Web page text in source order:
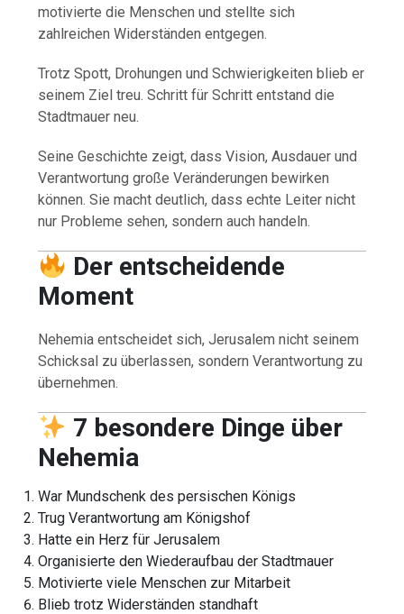
motivierte die Menschen und stellte sich
zahlreichen Widerständen entgegen.
Trotz Spott, Drohungen und Schwierigkeiten blieb er
seinem Ziel treu. Schritt für Schritt entstand die
Stadtmauer neu.
Seine Geschichte zeigt, dass Vision, Ausdauer und
Verantwortung große Veränderungen bewirken
können. Sie macht deutlich, dass echte Leiter nicht
nur Probleme sehen, sondern auch handeln.
Der entscheidende
Moment
Nehemia entscheidet sich, Jerusalem nicht seinem
Schicksal zu überlassen, sondern Verantwortung zu
übernehmen.
7 besondere Dinge über
Nehemia
War Mundschenk des persischen Königs
Trug Verantwortung am Königshof
Hatte ein Herz für Jerusalem
Organisierte den Wiederaufbau der Stadtmauer
Motivierte viele Menschen zur Mitarbeit
Blieb trotz Widerständen standhaft